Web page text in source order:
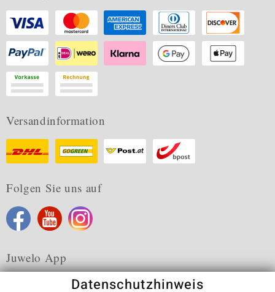
Versandinformation
Folgen Sie uns auf
Juwelo App
Datenschutzhinweis